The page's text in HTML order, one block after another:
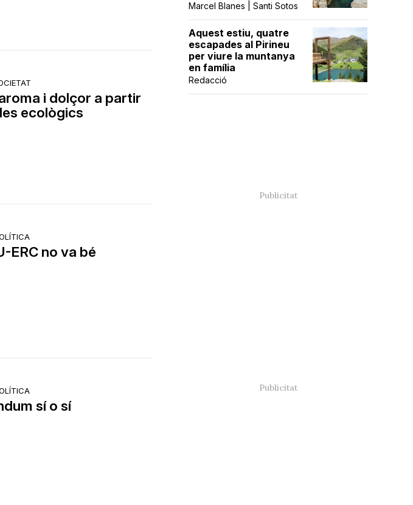
i dolçor a partir
ecològics
ERC no va bé
sí o sí
Marcel Blanes | Santi Sotos
Aquest estiu, quatre
escapades al Pirineu
per viure la muntanya
en família
Redacció